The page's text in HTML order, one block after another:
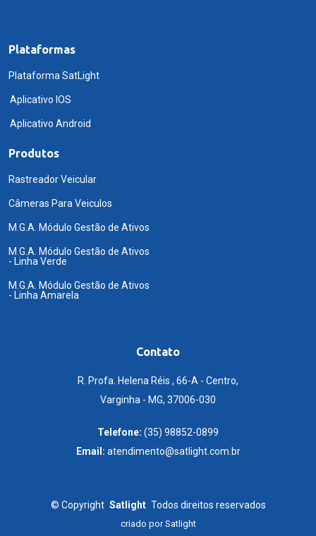
Plataformas
Plataforma SatLight
Aplicativo IOS
Aplicativo Android
Produtos
Rastreador Veicular
Câmeras Para Veiculos
M.G.A. Módulo Gestão de Ativos
M.G.A. Módulo Gestão de Ativos
- Linha Verde
M.G.A. Módulo Gestão de Ativos
- Linha Amarela
Contato
R. Profa. Helena Réis , 66-A - Centro,
Varginha - MG, 37006-030
Telefone: (35) 98852-0899
Email: atendimento@satlight.com.br
© Copyright Satlight Todos direitos reservados
criado porSatlight